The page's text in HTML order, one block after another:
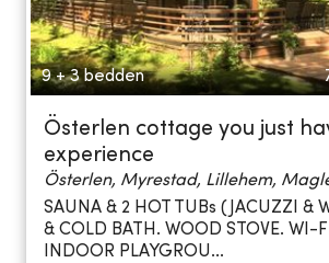
9 + 3 bedden
Österlen cottage you just
experience
Österlen, Myrestad, Lillehem,
SAUNA & 2 HOT TUBs (JACUZZI &
& COLD BATH. WOOD STOVE. WI-
INDOOR PLAYGROU...